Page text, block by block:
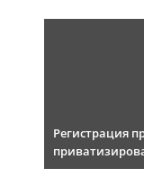
Регистрация